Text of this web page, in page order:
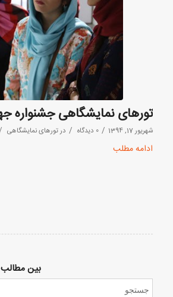
تورهای نمایشگاهی جشنواره
شهریور 17, 1394 / 0 دیدگاه / در تورهای نمایشگاهی
ادامه مطلب
بین